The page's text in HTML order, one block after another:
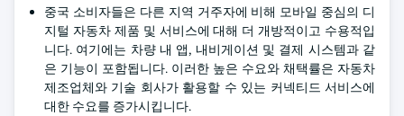
중국 소비자들은 다른 지역 거주자에 비해 모바일 중심의 디
지털 자동차 제품 및 서비스에 대해 더 개방적이고 수용적입
니다. 여기에는 차량 내 앱, 내비게이션 및 결제 시스템과 같
은 기능이 포함됩니다. 이러한 높은 수요와 채택률은 자동차
제조업체와 기술 회사가 활용할 수 있는 커넥티드 서비스에
대한 수요를 증가시킵니다.